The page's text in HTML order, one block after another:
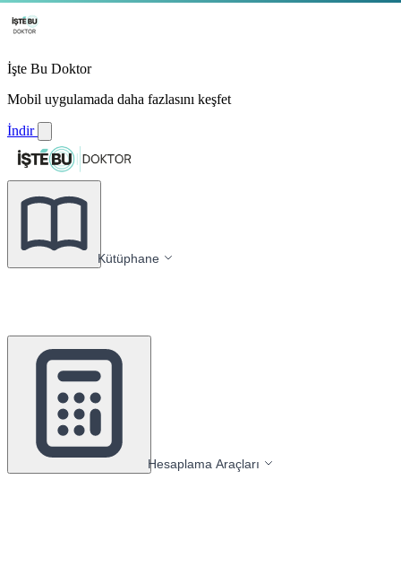
İşte Bu Doktor
Mobil uygulamada daha fazlasını keşfet
İndir
Kütüphane
Hesaplama Araçları